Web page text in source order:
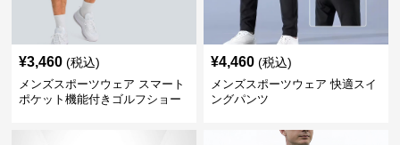
¥3,460 (税込)
メンズスポーツウェア スマート
ポケット機能付きゴルフショー
¥4,460 (税込)
メンズスポーツウェア 快適スイ
ングパンツ